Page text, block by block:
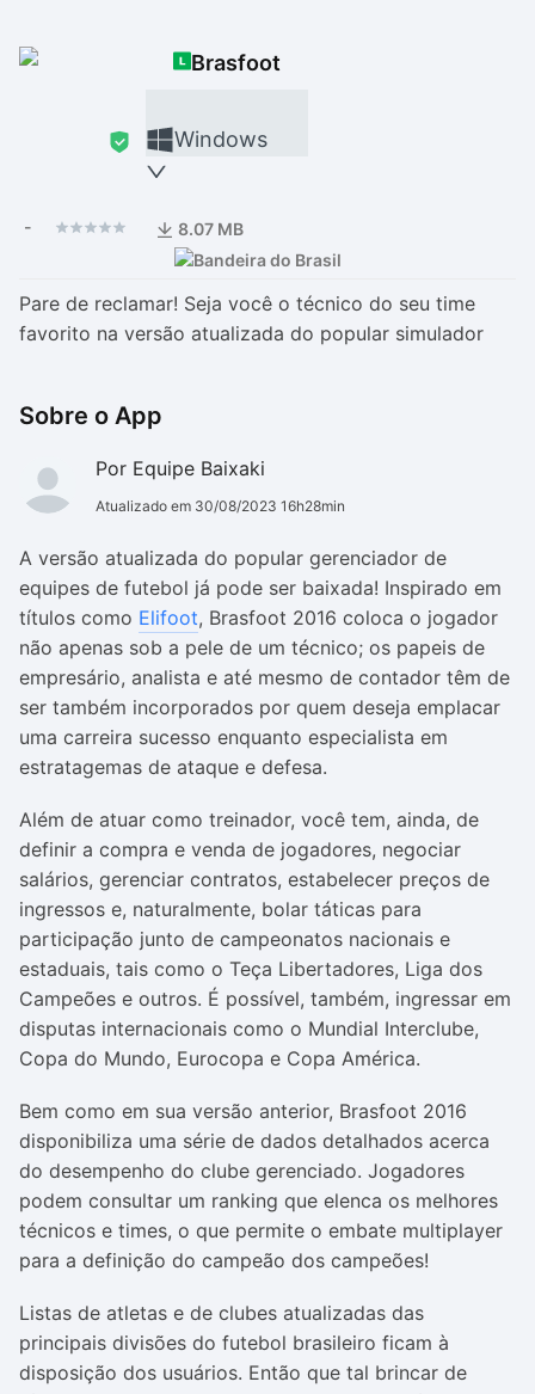
Brasfoot
Windows
- 8.07 MB
Pare de reclamar! Seja você o técnico do seu time
favorito na versão atualizada do popular simulador
Sobre o App
Por Equipe Baixaki
Atualizado em 30/08/2023 16h28min
A versão atualizada do popular gerenciador de
equipes de futebol já pode ser baixada! Inspirado em
títulos como Elifoot, Brasfoot 2016 coloca o jogador
não apenas sob a pele de um técnico; os papeis de
empresário, analista e até mesmo de contador têm de
ser também incorporados por quem deseja emplacar
uma carreira sucesso enquanto especialista em
estratagemas de ataque e defesa.
Além de atuar como treinador, você tem, ainda, de
definir a compra e venda de jogadores, negociar
salários, gerenciar contratos, estabelecer preços de
ingressos e, naturalmente, bolar táticas para
participação junto de campeonatos nacionais e
estaduais, tais como o Teça Libertadores, Liga dos
Campeões e outros. É possível, também, ingressar em
disputas internacionais como o Mundial Interclube,
Copa do Mundo, Eurocopa e Copa América.
Bem como em sua versão anterior, Brasfoot 2016
disponibiliza uma série de dados detalhados acerca
do desempenho do clube gerenciado. Jogadores
podem consultar um ranking que elenca os melhores
técnicos e times, o que permite o embate multiplayer
para a definição do campeão dos campeões!
Listas de atletas e de clubes atualizadas das
principais divisões do futebol brasileiro ficam à
disposição dos usuários. Então que tal brincar de